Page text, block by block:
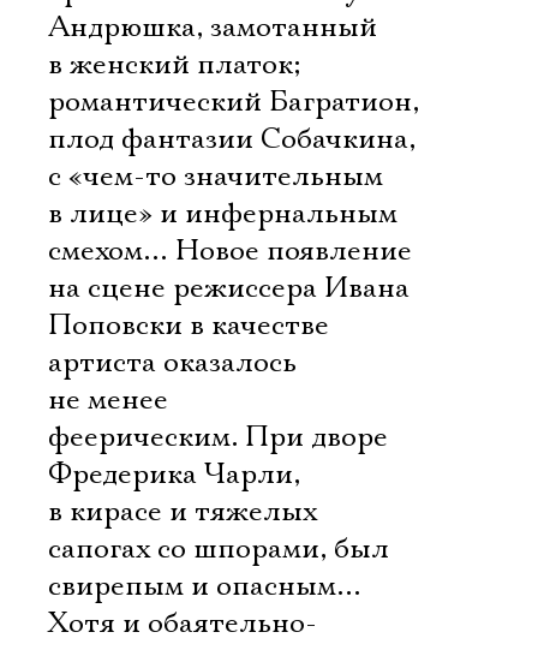
Андрюшка, замотанный
в женский платок;
романтический Багратион,
плод фантазии Собачкина,
с «чем-то значительным
в лице» и инфернальным
смехом… Новое появление
на сцене режиссера Ивана
Поповски в качестве
артиста оказалось
не менее
феерическим. При дворе
Фредерика Чарли,
в кирасе и тяжелых
сапогах со шпорами, был
свирепым и опасным…
Хотя и обаятельно-